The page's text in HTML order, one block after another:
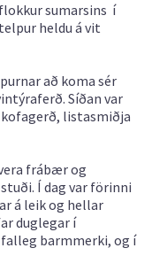
sumarsins í
heldu á vit
að koma sér
Síðan var
listasmiðja
frábær og
Í dag var förinni
á leik og hellar
duglegar í
barmmerki, og í